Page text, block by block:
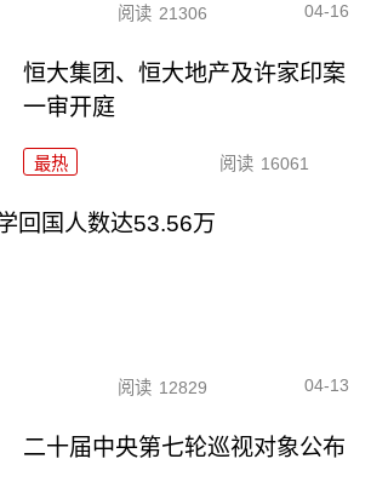
阅读 21306 04-16
恒大集团、恒大地产及许家印案
一审开庭
最热 阅读 16061
回国人数达53.56万
阅读 12829 04-13
二十届中央第七轮巡视对象公布